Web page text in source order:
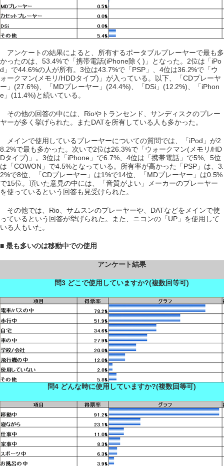
アンケートの結果によると、所有するポータブルプレーヤーで最も多
かったのは、53.4%で「携帯電話(iPhone除く)」となった。2位は「iPo
d」で44.6%の人が所有。3位は43.7%で「PSP」、4位は36.2%で「ウ
ォークマン(メモリ/HDDタイプ)」が入っている。以下、「CDプレーヤ
ー」(27.6%)、「MDプレーヤー」(24.4%)、「DSi」(12.2%)、「iPhon
e」(11.4%)と続いている。
その他の回答の中には、Rioやトランセンド、サンディスクのプレー
ヤーが多く挙げられた。またDATを所有している人も多かった。
メインで使用しているプレーヤーについての質問では、「iPod」が2
8.2%で最も多かった。次いで2位は26.3%で「ウォークマン(メモリ/HD
Dタイプ)」。3位は「iPhone」で6.7%、4位は「携帯電話」で5%、5位
は「COWON」で4.5%となっている。所有率が高かった「PSP」は、3.
2%で8位、「CDプレーヤー」は1%で14位、「MDプレーヤー」は0.5%
で15位。頂いた意見の中には、「音質がよい」メーカーのプレーヤー
を使っているという回答も見受けられた。
その他では、Rio、サムスンのプレーヤーや、DATなどをメインで使
っているという回答が挙げられた。また、ニコンの「UP」を使用して
いる人もいた。
■ 最も多いのは移動中での使用
アンケート結果
問3 どこで使用していますか?(複数回等可)
問4 どんな時に使用していますか?(複数回等可)